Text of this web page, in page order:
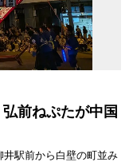
前ねぷたが中国
井駅前から白壁の町並み